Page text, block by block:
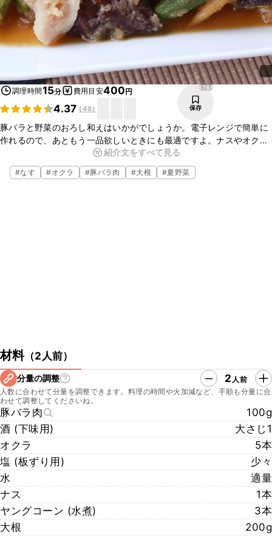
調理時間15分 費用目安400円
4.37 (48)
6769
保存
豚バラと野菜のおろし和えはいかがでしょうか。電子レンジで簡単に
作れるので、あともう一品欲しいときにも最適ですよ。ナスやオクラ
の他にもお好みの野菜でアレンジも可能なので、ぜひお試しください
ね。
紹介文をすべて見る
#なす #オクラ #豚バラ肉 #大根 #夏野菜
材料（2人前）
分量の調整 2 人前
人数に合わせて分量を調整できます。料理の時間や火加減など、手順も分量に合
わせて調整してくださいね。
豚バラ肉
100g
酒 (下味用)
大さじ1
オクラ
5本
塩 (板ずり用)
少々
水
適量
ナス
1本
ヤングコーン (水煮)
3本
大根
200g